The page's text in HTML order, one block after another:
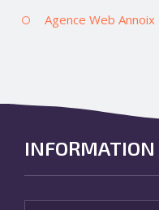
Agence Web Annoix
INFORMATION